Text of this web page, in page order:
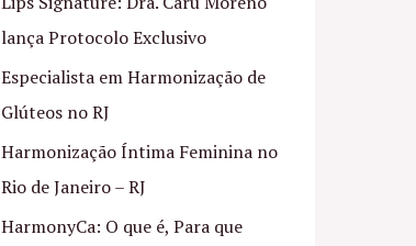
lança Protocolo Exclusivo
Especialista em Harmonização de
Glúteos no RJ
Harmonização Íntima Feminina no
Rio de Janeiro – RJ
HarmonyCa: O que é, Para que